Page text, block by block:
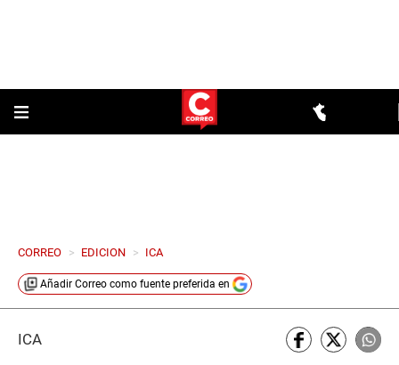
CORREO > EDICION > ICA
Añadir Correo como fuente preferida en
ICA